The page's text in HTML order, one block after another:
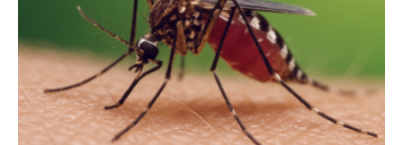
die noch heute in der Natur vorkommt: die
Süßwasseralge Coleochaetophyceae. Einige Arten
dieser Gruppe bilden aus Zellfäden dichte Geflechte
mit scheibenförmiger Gestalt. Was auffällig ist: Die
nächsten…